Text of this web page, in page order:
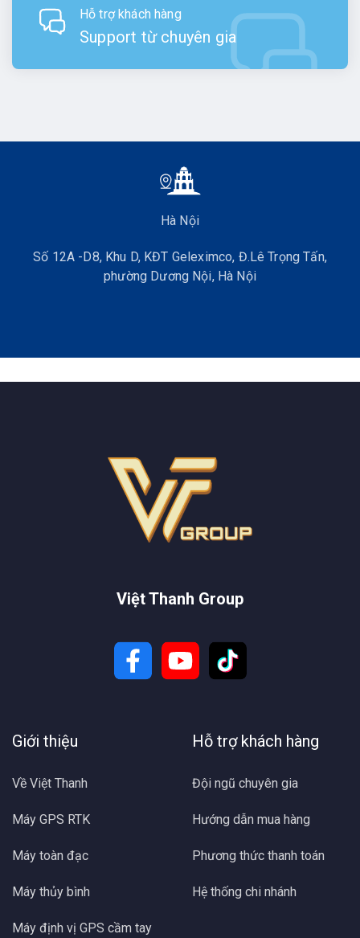
Hỗ trợ khách hàng
Support từ chuyên gia
Hà Nội
Số 12A -D8, Khu D, KĐT Geleximco, Đ.Lê Trọng Tấn,
phường Dương Nội, Hà Nội
Việt Thanh Group
Giới thiệu
Về Việt Thanh
Máy GPS RTK
Máy toàn đạc
Máy thủy bình
Máy định vị GPS cầm tay
Hỗ trợ khách hàng
Đội ngũ chuyên gia
Hướng dẫn mua hàng
Phương thức thanh toán
Hệ thống chi nhánh